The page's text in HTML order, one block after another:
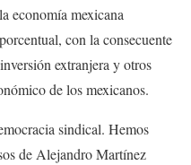
economía mexicana
con la consecuente
extranjera y otros
de los mexicanos.
sindical. Hemos
de Alejandro Martínez